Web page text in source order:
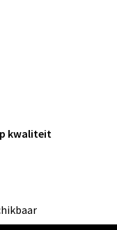
kwaliteit